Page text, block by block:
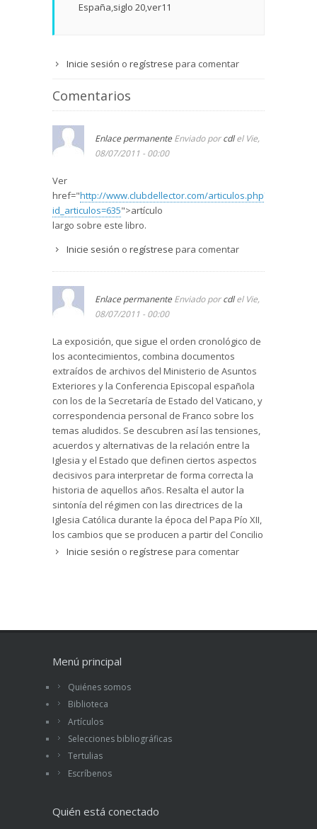
España siglo 20ver11
Inicie sesión o regístrese para comentar
Comentarios
Enlace permanente Enviado porcdlel Vie,
08/07/2011 - 00:00
Ver
href="http://www.clubdellector.com/articulos.php?
id_articulos=635">artículo
largo sobre este libro.
Inicie sesión o regístrese para comentar
Enlace permanente Enviado porcdlel Vie,
08/07/2011 - 00:00
La exposición, que sigue el orden cronológico de
los acontecimientos, combina documentos
extraídos de archivos del Ministerio de Asuntos
Exteriores y la Conferencia Episcopal española
con los de la Secretaría de Estado del Vaticano, y
correspondencia personal de Franco sobre los
temas aludidos. Se descubren así las tensiones,
acuerdos y alternativas de la relación entre la
Iglesia y el Estado que definen ciertos aspectos
decisivos para interpretar de forma correcta la
historia de aquellos años. Resalta el autor la
sintonía del régimen con las directrices de la
Iglesia Católica durante la época del Papa Pío XII,
los cambios que se producen a partir del Concilio
Vaticano II y los graves problemas surgidos en la
Inicie sesión o regístrese para comentar
Menú principal
Quiénes somos
Biblioteca
Artículos
Selecciones bibliográficas
Tertulias
Escríbenos
Quién está conectado